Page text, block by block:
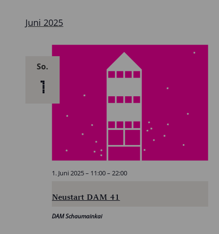
Juni 2025
So.
1
Neustart DAM 41
1. Juni 2025 – 11:00–22:00
DAM Schaumainkai